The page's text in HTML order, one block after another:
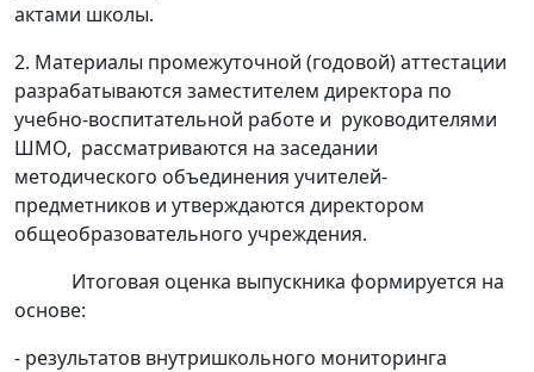
актами школы.
2. Материалы промежуточной (годовой) аттестации
разрабатываются заместителем директора по
учебно-воспитательной работе и руководителями
ШМО, рассматриваются на заседании
методического объединения учителей-
предметников и утверждаются директором
общеобразовательного учреждения.
Итоговая оценка выпускника формируется на
основе:
- результатов внутришкольного мониторинга